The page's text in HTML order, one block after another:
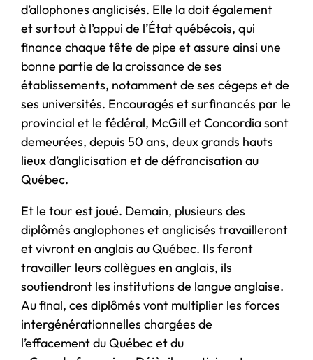
d’allophones anglicisés. Elle la doit également
et surtout à l’appui de l’État québécois, qui
finance chaque tête de pipe et assure ainsi une
bonne partie de la croissance de ses
établissements, notamment de ses cégeps et de
ses universités. Encouragés et surfinancés par le
provincial et le fédéral, McGill et Concordia sont
demeurées, depuis 50 ans, deux grands hauts
lieux d’anglicisation et de défrancisation au
Québec.
Et le tour est joué. Demain, plusieurs des
diplômés anglophones et anglicisés travailleront
et vivront en anglais au Québec. Ils feront
travailler leurs collègues en anglais, ils
soutiendront les institutions de langue anglaise.
Au final, ces diplômés vont multiplier les forces
intergénérationnelles chargées de
l’effacement du Québec et du